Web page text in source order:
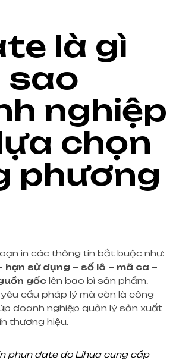
là gì
sao
nghiệp
chọn
phương
in các thông tin bắt buộc như:
sử dụng – số lô – mã ca –
gốc lên bao bì sản phẩm.
cầu pháp lý mà còn là công
doanh nghiệp quản lý sản xuất
thương hiệu.
phun date do Lihua cung cấp